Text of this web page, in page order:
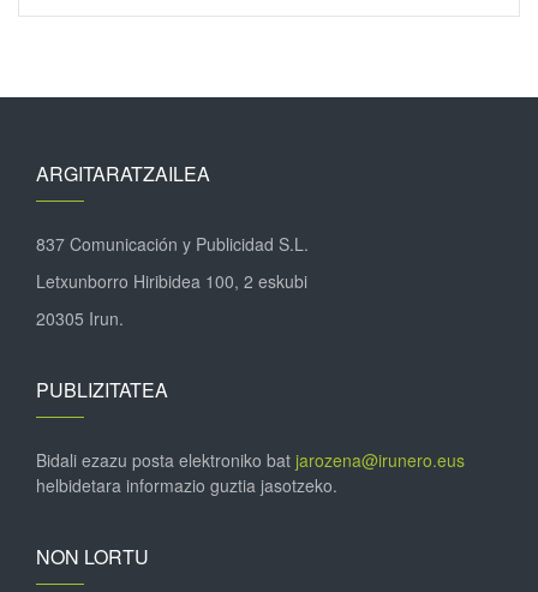
ARGITARATZAILEA
837 Comunicación y Publicidad S.L.
Letxunborro Hiribidea 100, 2 eskubi
20305 Irun.
PUBLIZITATEA
Bidali ezazu posta elektroniko bat jarozena@irunero.eus
helbidetara informazio guztia jasotzeko.
NON LORTU